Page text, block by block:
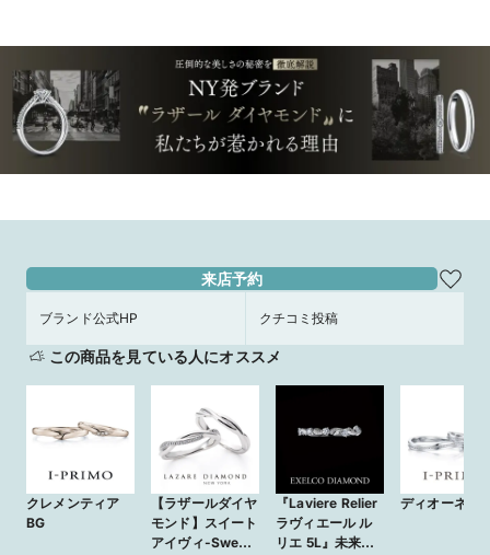
来店予約
ブランド公式HP クチコミ投稿
この商品を見ている人にオススメ
クレメンティア
BG
【ラザールダイヤ
モンド】スイート
アイヴィ-Sweet
『Laviere Relier
ラヴィエール ル
リエ 5L』未来へ
ディオーネ